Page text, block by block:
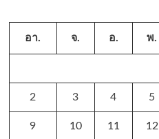
อา. จ. อ. พ.
2 3 4 5
9 10 11 12